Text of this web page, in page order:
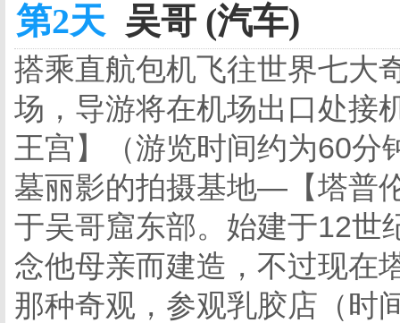
第2天 吴哥 (汽车)
搭乘直航包机飞往世界七大
场，导游将在机场出口处接
王宫】（游览时间约为60分
墓丽影的拍摄基地—【塔普
于吴哥窟东部。始建于12世
念他母亲而建造，不过现在
那种奇观，参观乳胶店（时